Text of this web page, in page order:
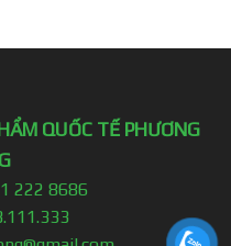
QUỐC TẾ PHƯƠNG
222 8686